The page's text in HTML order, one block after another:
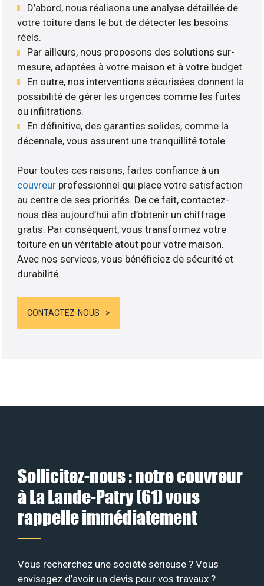
D’abord, nous réalisons une analyse détaillée de
votre toiture dans le but de détecter les besoins
réels.
Par ailleurs, nous proposons des solutions sur-
mesure, adaptées à votre maison et à votre budget.
En outre, nos interventions sécurisées donnent la
possibilité de gérer les urgences comme les fuites
ou infiltrations.
En définitive, des garanties solides, comme la
décennale, vous assurent une tranquillité totale.
Pour toutes ces raisons, faites confiance à un
couvreur professionnel qui place votre satisfaction
au centre de ses priorités. De ce fait, contactez-
nous dès aujourd’hui afin d’obtenir un chiffrage
gratis. Par conséquent, vous transformez votre
toiture en un véritable atout pour votre maison.
Avec nos services, vous bénéficiez de sécurité et
durabilité.
CONTACTEZ-NOUS
Sollicitez-nous : notre couvreur
à La Lande-Patry (61) vous
rappelle immédiatement
Vous recherchez une société sérieuse ? Vous
envisagez d’avoir un devis pour vos travaux ?